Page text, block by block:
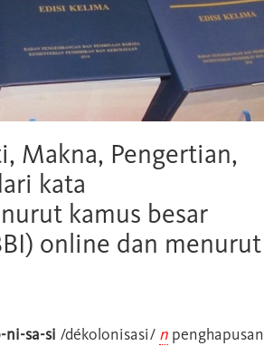
Makna, Pengertian,
kata
kamus besar
online dan menurut
ni-sa-si /dékolonisasi/ n penghapusan